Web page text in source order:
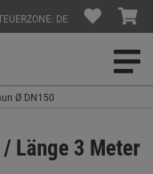
DE
Ø DN150
/ Länge 3 Meter